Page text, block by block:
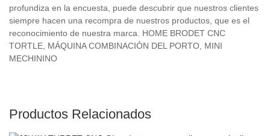
profundiza en la encuesta, puede descubrir que nuestros clientes
siempre hacen una recompra de nuestros productos, que es el
reconocimiento de nuestra marca. HOME BRODET CNC
TORTLE, MÁQUINA COMBINACIÓN DEL PORTO, MINI
MECHININO
Productos Relacionados